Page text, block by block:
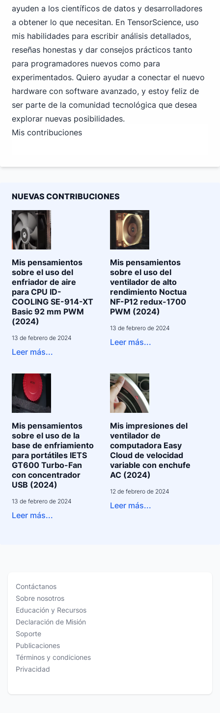
ayuden a los científicos de datos y desarrolladores
a obtener lo que necesitan. En TensorScience, uso
mis habilidades para escribir análisis detallados,
reseñas honestas y dar consejos prácticos tanto
para programadores nuevos como para
experimentados. Quiero ayudar a conectar el nuevo
hardware con software avanzado, y estoy feliz de
ser parte de la comunidad tecnológica que desea
explorar nuevas posibilidades.
Mis contribuciones
NUEVAS CONTRIBUCIONES
Mis pensamientos
sobre el uso del
enfriador de aire
para CPU ID-
COOLING SE-914-XT
Basic 92 mm PWM
(2024)
13 de febrero de 2024
Leer más...
Mis pensamientos
sobre el uso del
ventilador de alto
rendimiento Noctua
NF-P12 redux-1700
PWM (2024)
13 de febrero de 2024
Leer más...
Mis pensamientos
sobre el uso de la
base de enfriamiento
para portátiles IETS
GT600 Turbo-Fan
con concentrador
USB (2024)
13 de febrero de 2024
Leer más...
Mis impresiones del
ventilador de
computadora Easy
Cloud de velocidad
variable con enchufe
AC (2024)
12 de febrero de 2024
Leer más...
Contáctanos
Sobre nosotros
Educación y Recursos
Declaración de Misión
Soporte
Publicaciones
Términos y condiciones
Privacidad